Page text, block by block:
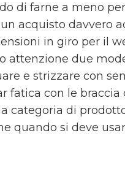
di farne a meno
acquisto davvero
in giro per il
attenzione due
e strizzare con
fatica con le braccia
categoria di
quando si deve